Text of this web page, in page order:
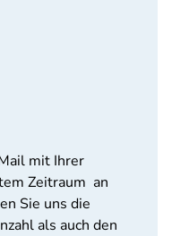
mit Ihrer
Zeitraum an
Sie uns die
als auch den